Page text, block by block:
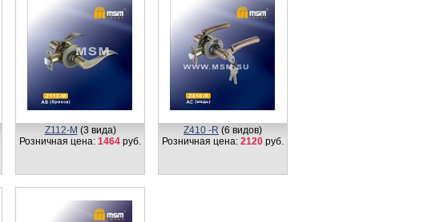
Z112-M (3 вида)
Розничная цена: 1464 руб.
Z410 -R (6 видов)
Розничная цена: 2120 руб.